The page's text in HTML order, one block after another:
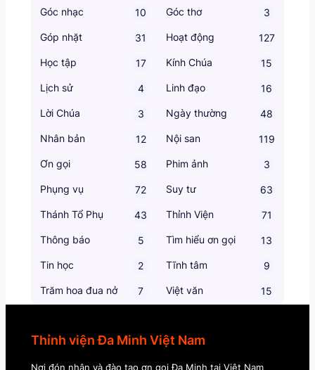
Góc nhạc 10 Góc thơ 3
Góp nhặt 31 Hoạt động 127
Học tập 17 Kính Chúa 15
Lịch sử 4 Linh đạo 16
Lời Chúa 3 Ngày thường 48
Nhân bản 12 Nội san 119
Ơn gọi 58 Phim ảnh 3
Phụng vụ 72 Suy tư 63
Thánh Tổ Phụ 43 Thỉnh Viện 71
Thông báo 5 Tìm hiểu ơn gọi 13
Tin học 2 Tĩnh tâm 9
Trăm hoa đua nở 7 Việt văn 15
Thỉnh viện Đa Minh Việt Nam
Nơi đón nhận và đào tạo ơn gọi Đa Minh tại Việt Nam